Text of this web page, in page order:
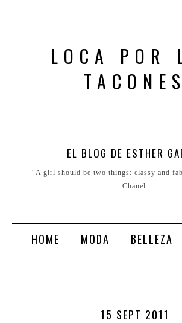
LOCA POR
TACONES
EL BLOG DE ESTHER
“A girl should be two things: classy and
Chanel.
HOME MODA BELLEZA
15 SEPT 2011